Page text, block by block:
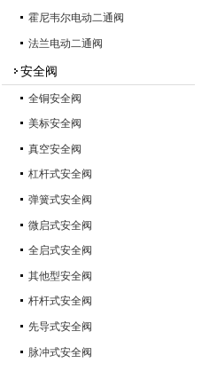
霍尼韦尔电动二通阀
法兰电动二通阀
安全阀
全铜安全阀
美标安全阀
真空安全阀
杠杆式安全阀
弹簧式安全阀
微启式安全阀
全启式安全阀
其他型安全阀
杆杆式安全阀
先导式安全阀
脉冲式安全阀